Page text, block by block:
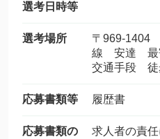
選考日時等
選考場所
〒969-
線 安達 最
交通手段
応募書類等 履歴書
応募書類の
求人者の責